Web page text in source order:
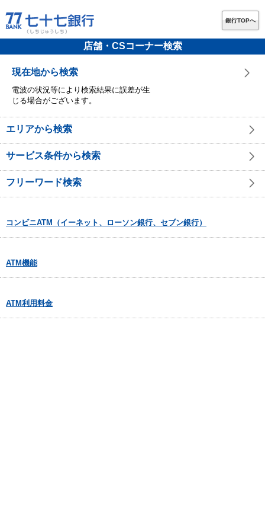
銀行TOPへ
店舗・CSコーナー検索
現在地から検索
電波の状況等により検索結果に誤差が生
じる場合がございます。
エリアから検索
サービス条件から検索
フリーワード検索
コンビニATM（イーネット、ローソン銀行、セブン銀行）
ATM機能
ATM利用料金